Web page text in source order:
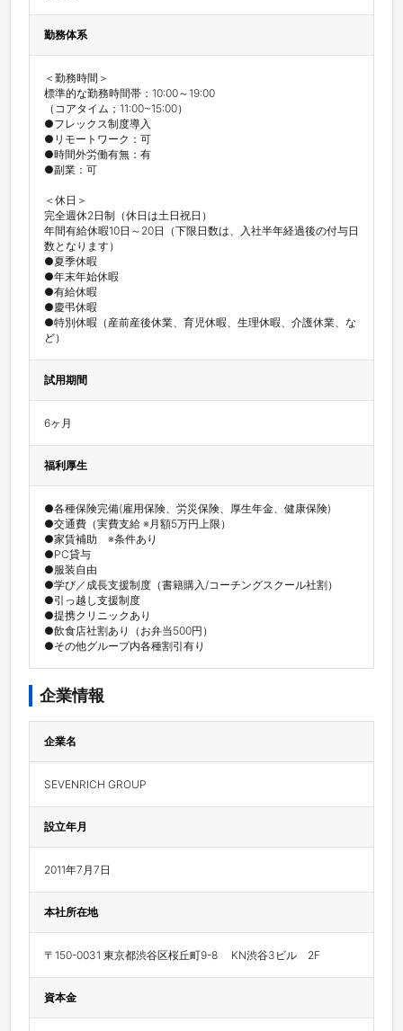
勤務体系
＜勤務時間＞
標準的な勤務時間帯：10:00～19:00
（コアタイム；11:00~15:00）
●フレックス制度導入
●リモートワーク：可
●時間外労働有無：有
●副業：可
＜休日＞
完全週休2日制（休日は土日祝日）
年間有給休暇10日～20日（下限日数は、入社半年経過後の付与日
数となります）
●夏季休暇
●年末年始休暇
●有給休暇
●慶弔休暇
●特別休暇（産前産後休業、育児休暇、生理休暇、介護休業、な
ど）
試用期間
6ヶ月
福利厚生
●各種保険完備(雇用保険、労災保険、厚生年金、健康保険)
●交通費（実費支給 ※月額5万円上限）
●家賃補助　※条件あり
●PC貸与
●服装自由
●学び／成長支援制度（書籍購入/コーチングスクール社割）
●引っ越し支援制度
●提携クリニックあり
●飲食店社割あり（お弁当500円）
●その他グループ内各種割引有り
企業情報
企業名
SEVENRICH GROUP
設立年月
2011年7月7日
本社所在地
〒150-0031 東京都渋谷区桜丘町9-8　 KN渋谷3ビル　2F
資本金